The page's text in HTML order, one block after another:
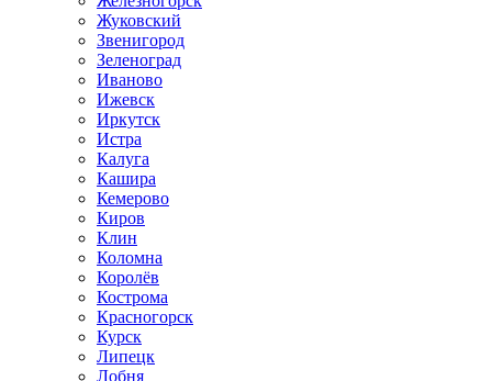
Жуковский
Звенигород
Зеленоград
Иваново
Ижевск
Иркутск
Истра
Калуга
Кашира
Кемерово
Киров
Клин
Коломна
Королёв
Кострома
Красногорск
Курск
Липецк
Лобня